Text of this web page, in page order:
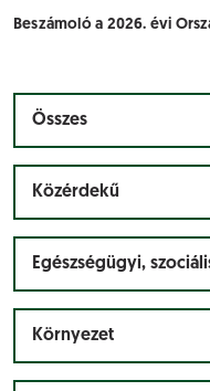
Beszámoló a 2026. évi
Összes
Közérdekű
Egészségügyi,
Környezet